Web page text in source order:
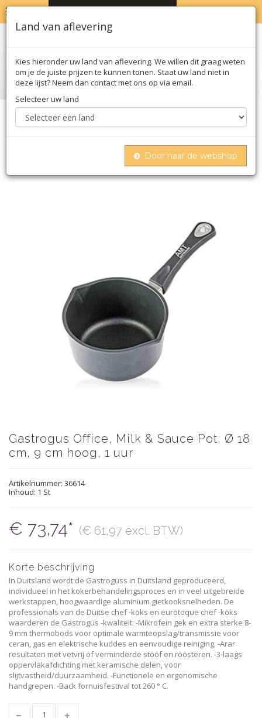
Home Moleculair
Gastrogus office, milk & sauce pot, ø 18 cm, 9 cm
Gastrogus Office, Milk & Sauce Pot, Ø 18
cm, 9 cm hoog, 1 uur
Artikelnummer: 36614
Inhoud: 1 St
€ 73,74* (€ 61,97 excl. BTW)
Korte beschrijving
In Duitsland wordt de Gastroguss in Duitsland geproduceerd,
individueel in het kokerbehandelingsproces en in veel uitgebreide
werkstappen, hoogwaardige aluminium gietkooksnelheden. De
professionals van de Duitse chef -koks en eurotoque chef -koks
waarderen de Gastrogus -kwaliteit: -Mikrofein gek en extra sterke 8-
9 mm thermobods voor optimale warmteopslag/transmissie voor
ceran, gas en elektrische kuddes en eenvoudige reiniging. -Arar
resultaten met vetvrij of verminderde stoof en roosteren. -3-laags
oppervlakafdichting met keramische delen, voor
slijtvastheid/duurzaamheid. -Functionele en ergonomische
handgrepen. -Back fornuisfestival tot 260 ° C.
Land van aflevering
Kies hieronder uw land van aflevering. We willen dit graag weten
om je de juiste prijzen te kunnen tonen. Staat uw land niet in
deze lijst? Neem dan contact met ons op via email.
Selecteer uw land
Door naar de webshop